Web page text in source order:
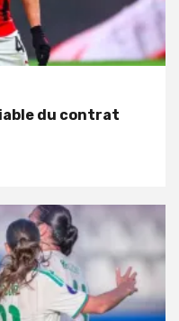
du contrat